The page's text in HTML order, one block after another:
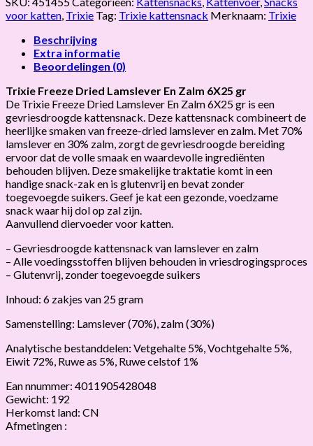
voor katten Trixie Tag: Trixie kattensnack Merknaam: Trixie
Beschrijving
Extra informatie
Beoordelingen (0)
Trixie Freeze Dried Lamslever En Zalm 6X25 gr
De Trixie Freeze Dried Lamslever En Zalm 6X25 gr is een
gevriesdroogde kattensnack. Deze kattensnack combineert de
heerlijke smaken van freeze-dried lamslever en zalm. Met 70%
lamslever en 30% zalm, zorgt de gevriesdroogde bereiding
ervoor dat de volle smaak en waardevolle ingrediënten
behouden blijven. Deze smakelijke traktatie komt in een
handige snack-zak en is glutenvrij en bevat zonder
toegevoegde suikers. Geef je kat een gezonde, voedzame
snack waar hij dol op zal zijn.
Aanvullend diervoeder voor katten.
– Gevriesdroogde kattensnack van lamslever en zalm
– Alle voedingsstoffen blijven behouden in vriesdrogingsproces
– Glutenvrij, zonder toegevoegde suikers
Inhoud: 6 zakjes van 25 gram
Samenstelling: Lamslever (70%), zalm (30%)
Analytische bestanddelen: Vetgehalte 5%, Vochtgehalte 5%,
Eiwit 72%, Ruwe as 5%, Ruwe celstof 1%
Ean nnummer: 4011905428048
Gewicht: 192
Herkomst land: CN
Afmetingen :